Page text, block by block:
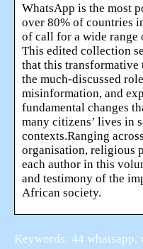
WhatsApp is the most
over 80% of countries
of call for a wide range
This edited collection
that this transformative
the much-discussed
misinformation, and
fundamental changes
many citizens’ lives in
contexts.Ranging
organisation, religious
each author in this
and testimony of the
African society.
Keywords: 44 whatsapp,